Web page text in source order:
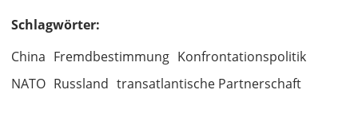
Schlagwörter:
China Fremdbestimmung Konfrontationspolitik
NATO Russland transatlantische Partnerschaft